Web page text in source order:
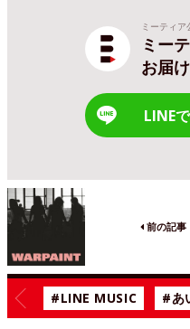
ミーティ
ミー
お届
LINE
前の記事
#LINE MUSIC #あ